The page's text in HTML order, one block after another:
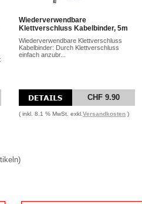
Wiederverwendbare
Klettverschluss Kabelbinder, 5m
Wiederverwendbare Klettverschluss
Kabelbinder: Durch Klettverschluss
einfach anzubr...
CHF 9.90
( inkl. 8.1 % MwSt. exkl. Versandkosten )